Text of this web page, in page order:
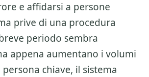
e affidarsi a persone
prive di una procedura
periodo sembra
appena aumentano i volumi
chiave, il sistema